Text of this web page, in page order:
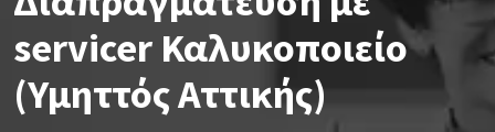
servicer Καλυκοποιείο
(Υμηττός Αττικής)